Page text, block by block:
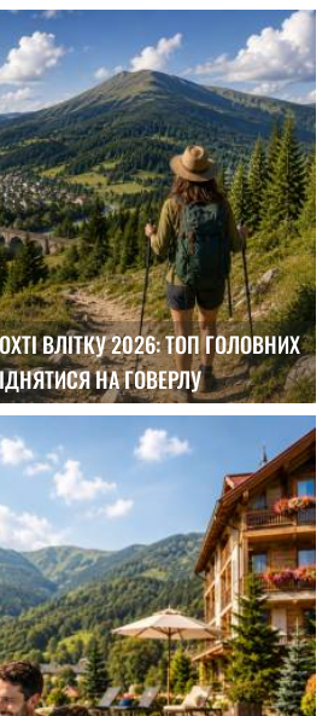
ВЛІТКУ 2026: ТОП ГОЛОВНИХ
НА ГОВЕРЛУ